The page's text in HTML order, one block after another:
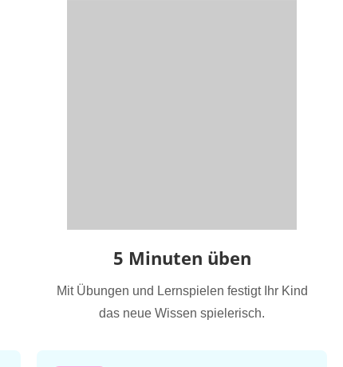
5 Minuten üben
Mit Übungen und Lernspielen festigt Ihr Kind
das neue Wissen spielerisch.